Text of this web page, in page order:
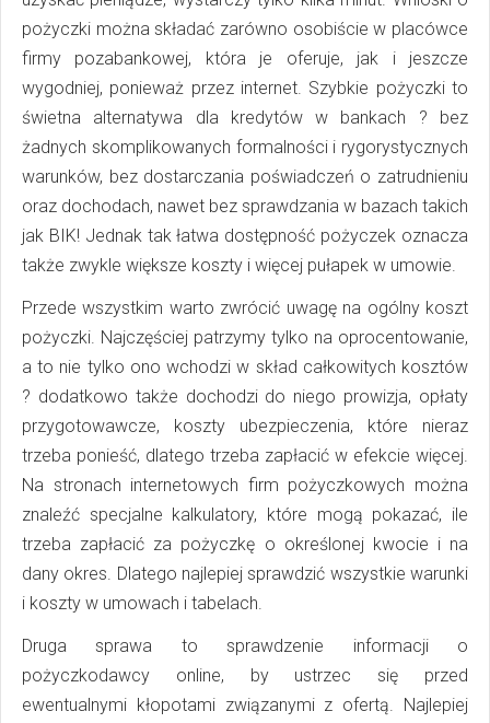
pożyczki można składać zarówno osobiście w placówce
firmy pozabankowej, która je oferuje, jak i jeszcze
wygodniej, ponieważ przez internet. Szybkie pożyczki to
świetna alternatywa dla kredytów w bankach ? bez
żadnych skomplikowanych formalności i rygorystycznych
warunków, bez dostarczania poświadczeń o zatrudnieniu
oraz dochodach, nawet bez sprawdzania w bazach takich
jak BIK! Jednak tak łatwa dostępność pożyczek oznacza
także zwykle większe koszty i więcej pułapek w umowie.
Przede wszystkim warto zwrócić uwagę na ogólny koszt
pożyczki. Najczęściej patrzymy tylko na oprocentowanie,
a to nie tylko ono wchodzi w skład całkowitych kosztów
? dodatkowo także dochodzi do niego prowizja, opłaty
przygotowawcze, koszty ubezpieczenia, które nieraz
trzeba ponieść, dlatego trzeba zapłacić w efekcie więcej.
Na stronach internetowych firm pożyczkowych można
znaleźć specjalne kalkulatory, które mogą pokazać, ile
trzeba zapłacić za pożyczkę o określonej kwocie i na
dany okres. Dlatego najlepiej sprawdzić wszystkie warunki
i koszty w umowach i tabelach.
Druga sprawa to sprawdzenie informacji o
pożyczkodawcy online, by ustrzec się przed
ewentualnymi kłopotami związanymi z ofertą. Najlepiej